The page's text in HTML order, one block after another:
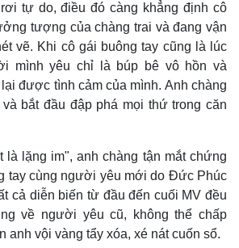
Thị trường
Tiêu dùng
Chứng khoán
Giá cà phê
tự do, điều đó càng khẳng định cô
tượng của chàng trai và đang vận
vẽ. Khi cô gái buông tay cũng là lúc
mình yêu chỉ là búp bê vô hồn và
được tình cảm của mình. Anh chàng
bắt đầu đập phá mọi thứ trong căn
là lặng im", anh chàng tận mắt chứng
tay cùng người yêu mới do Đức Phúc
cả diễn biến từ đầu đến cuối MV đều
về người yêu cũ, không thể chấp
anh vội vàng tẩy xóa, xé nát cuốn sổ.